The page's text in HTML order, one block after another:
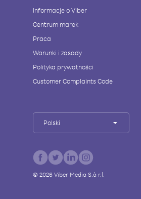
Informacje o Viber
Centrum marek
Praca
Warunki i zasady
Polityka prywatności
Customer Complaints Code
Polski
© 2026Viber Media S.à r.l.